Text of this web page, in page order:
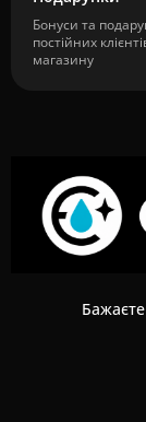
Бонуси та
постійних
магазину